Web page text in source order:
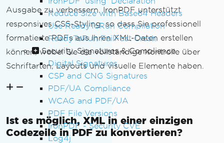
Reduce Size with Base64 Headers
Use ReadyToRun Compilation
ReadyToRun FailFast Crash
Security, Signatures & Compliance
Digital Signatures
CSP and CNG Signatures
PDF/UA Compliance
WCAG and PDF/UA
PDF File Versions
IronPDF - Security CVE
Log4j
Ausgabe zu verbessern. IronPDF unterstützt
responsives CSS-Styling, so dass Sie professionell
formatierte PDFs aus Ihren XML-Daten erstellen
können, wobei Sie die vollständige Kontrolle über
Schriftarten, Layouts und visuelle Elemente haben.
Ist es möglich, XML in einer einzigen
Codezeile in PDF zu konvertieren?